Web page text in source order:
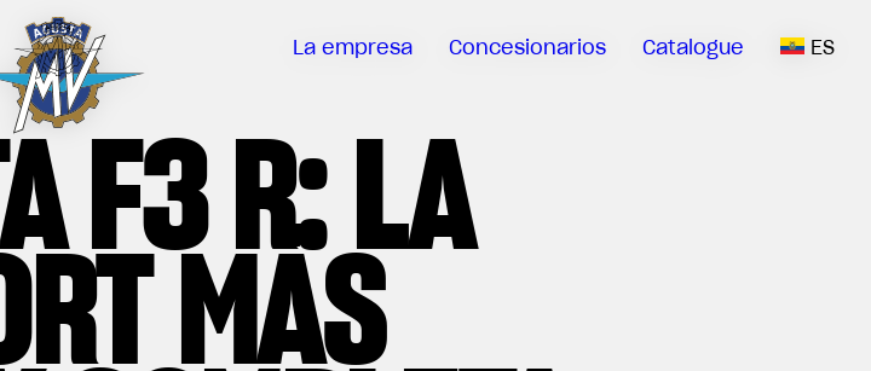
La empresa Concesionarios Catalogue ES
F3 R: LA
MÁS